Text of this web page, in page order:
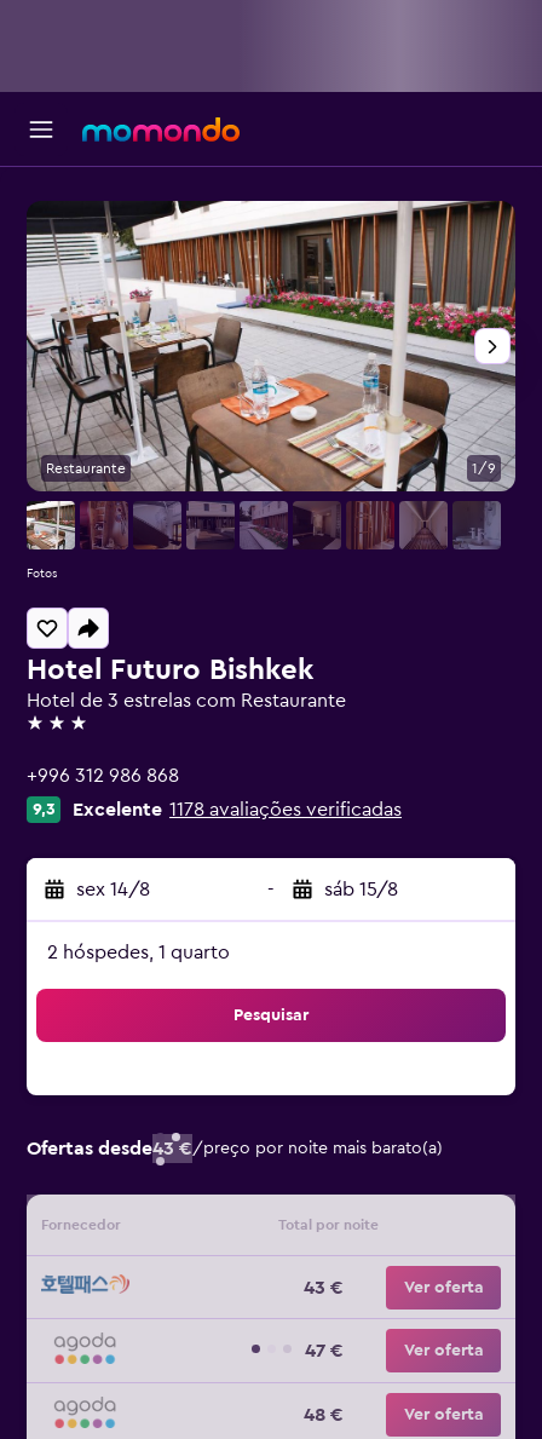
Hotel Futuro Bishkek
Hotel de 3 estrelas com Restaurante
3 estrelas
+996 312 986 868
9,3 Excelente 1178 avaliações verificadas
sex 14/8 - sáb 15/8
2 hóspedes, 1 quarto
Pesquisar
Ofertas desde43 €/preço por noite mais barato(a)
Fornecedor Total por noite
43 € Ver oferta
47 € Ver oferta
48 € Ver oferta
Restaurante 1/9
Fotos